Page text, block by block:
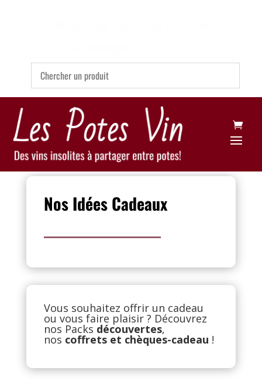
Nos Idées Cadeaux
Vous souhaitez offrir un cadeau
ou vous faire plaisir ? Découvrez
nos Packs découvertes,
nos coffrets et chèques-cadeau !